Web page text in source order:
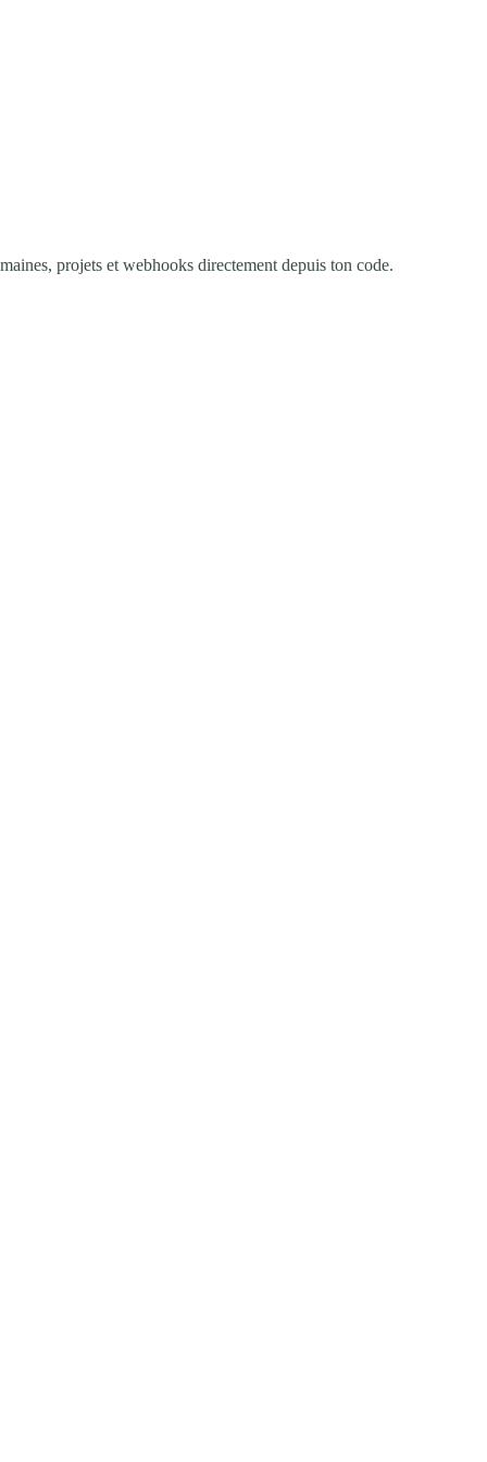
projets et webhooks directement depuis ton code.